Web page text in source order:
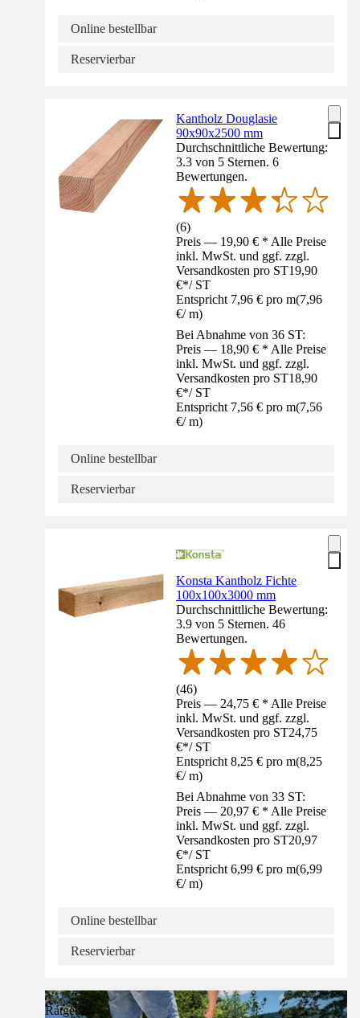
Online bestellbar
Reservierbar
Kantholz Douglasie
90x90x2500 mm
Durchschnittliche Bewertung:
3.3 von 5 Sternen. 6
Bewertungen.
(6)
Preis — 19,90 € * Alle Preise
inkl. MwSt. und ggf. zzgl.
Versandkosten pro ST19,90
€*/ ST
Entspricht 7,96 € pro m(7,96
€/ m)
Bei Abnahme von 36 ST:
Preis — 18,90 € * Alle Preise
inkl. MwSt. und ggf. zzgl.
Versandkosten pro ST18,90
€*/ ST
Entspricht 7,56 € pro m(7,56
€/ m)
Online bestellbar
Reservierbar
Konsta Kantholz Fichte
100x100x3000 mm
Durchschnittliche Bewertung:
3.9 von 5 Sternen. 46
Bewertungen.
(46)
Preis — 24,75 € * Alle Preise
inkl. MwSt. und ggf. zzgl.
Versandkosten pro ST24,75
€*/ ST
Entspricht 8,25 € pro m(8,25
€/ m)
Bei Abnahme von 33 ST:
Preis — 20,97 € * Alle Preise
inkl. MwSt. und ggf. zzgl.
Versandkosten pro ST20,97
€*/ ST
Entspricht 6,99 € pro m(6,99
€/ m)
Online bestellbar
Reservierbar
Ratgeber